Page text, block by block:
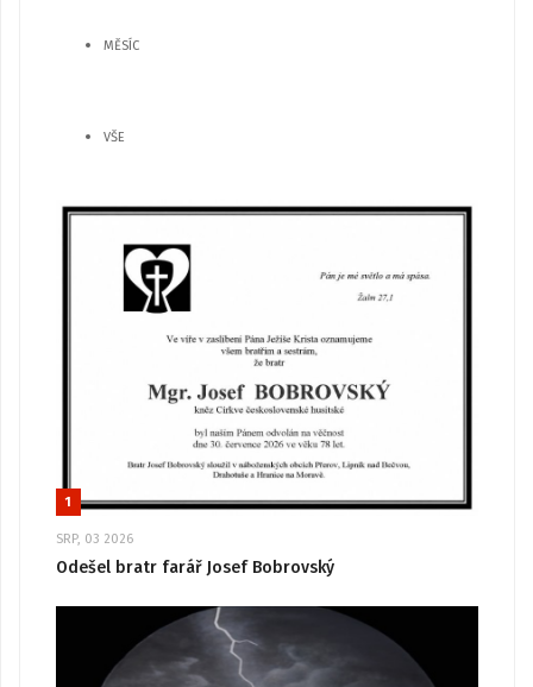
MĚSÍC
VŠE
1
SRP, 03 2026
Odešel bratr farář Josef Bobrovský